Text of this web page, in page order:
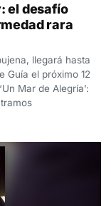
el desafío
rara
llegará hasta
Guía el próximo 12
Mar de Alegría’: